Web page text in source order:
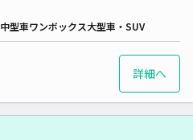
中型車ワンボックス大型車・SUV
詳細へ